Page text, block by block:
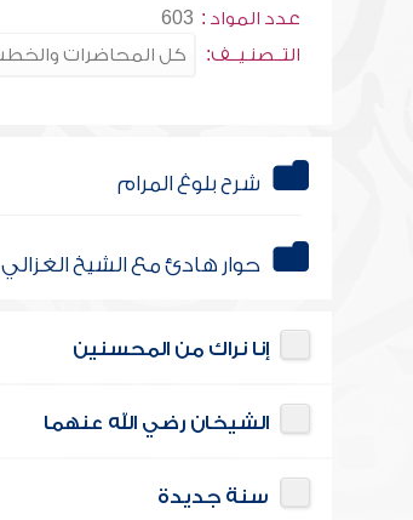
عدد المواد : 603
التــصنـيــف:
شرح بلوغ المرام
حوار هادئ مع الشيخ الغزالي
إنا نراك من المحسنين
الشيخان رضي الله عنهما
سنة جديدة